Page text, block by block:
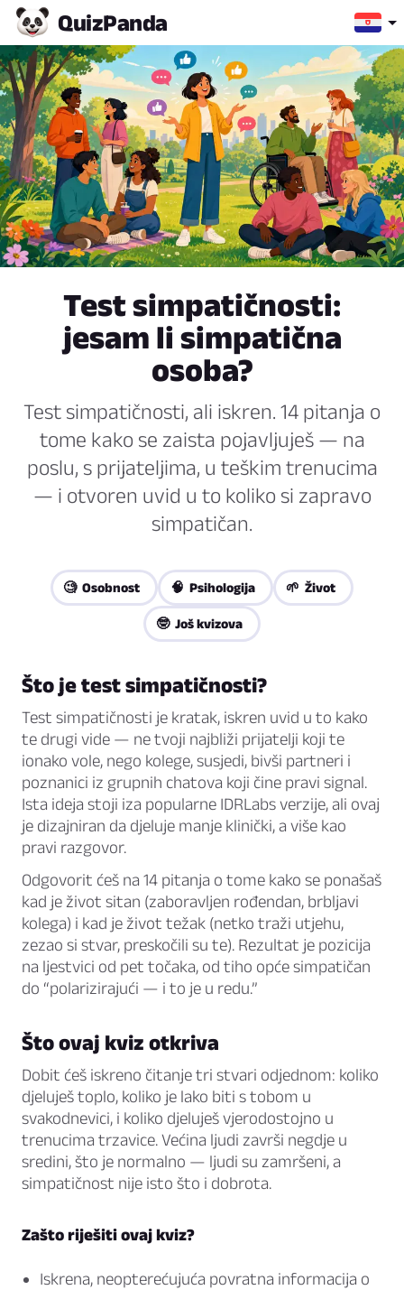
QuizPanda
Test simpatičnosti:
jesam li simpatična
osoba?
Test simpatičnosti, ali iskren. 14 pitanja o
tome kako se zaista pojavljuješ — na
poslu, s prijateljima, u teškim trenucima
— i otvoren uvid u to koliko si zapravo
simpatičan.
🧐 Osobnost 🧠 Psihologija 🌱 Život
🤓 Još kvizova
Što je test simpatičnosti?
Test simpatičnosti je kratak, iskren uvid u to kako
te drugi vide — ne tvoji najbliži prijatelji koji te
ionako vole, nego kolege, susjedi, bivši partneri i
poznanici iz grupnih chatova koji čine pravi signal.
Ista ideja stoji iza popularne IDRLabs verzije, ali ovaj
je dizajniran da djeluje manje klinički, a više kao
pravi razgovor.
Odgovorit ćeš na 14 pitanja o tome kako se ponašaš
kad je život sitan (zaboravljen rođendan, brbljavi
kolega) i kad je život težak (netko traži utjehu,
zezao si stvar, preskočili su te). Rezultat je pozicija
na ljestvici od pet točaka, od tiho opće simpatičan
do “polarizirajući — i to je u redu.”
Što ovaj kviz otkriva
Dobit ćeš iskreno čitanje tri stvari odjednom: koliko
djeluješ toplo, koliko je lako biti s tobom u
svakodnevici, i koliko djeluješ vjerodostojno u
trenucima trzavice. Većina ljudi završi negdje u
sredini, što je normalno — ljudi su zamršeni, a
simpatičnost nije isto što i dobrota.
Zašto riješiti ovaj kviz?
Iskrena, neopterećujuća povratna informacija o